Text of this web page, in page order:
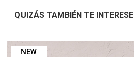
QUIZÁS TAMBIÉN TE INTERESE
NEW